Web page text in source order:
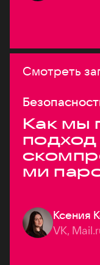
Смотреть
Как мы
подход
ми
Ксения
VK,